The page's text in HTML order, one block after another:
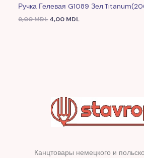
Ручка Гелевая G1089
9,00MDL 4,00 MDL
Канцтовары немецкого и